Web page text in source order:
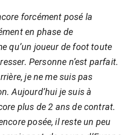
forcément posé la
en phase de
qu’un joueur de foot toute
Personne n’est parfait.
je ne me suis pas
Aujourd’hui je suis à
plus de 2 ans de contrat.
posée, il reste un peu